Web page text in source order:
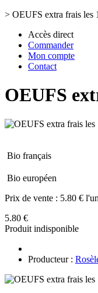
> OEUFS extra frais les
Accès direct
Commander
Mon compte
Contact
OEUFS
Bio français
Bio européen
Prix de vente : 5.80 €
5.80 €
Produit indisponible
Producteur :